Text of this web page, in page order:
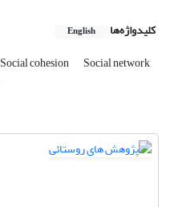
کلیدواژه‌ها English
Social cohesion Social network